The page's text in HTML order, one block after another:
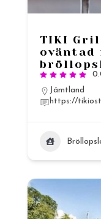
TIKI
oväntad
Jämtland
https://